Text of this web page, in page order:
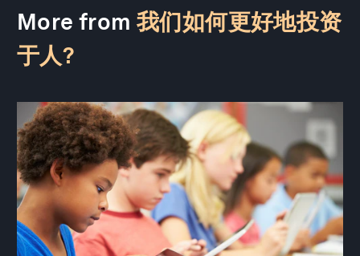
More from 我们如何更好地投资
于人?